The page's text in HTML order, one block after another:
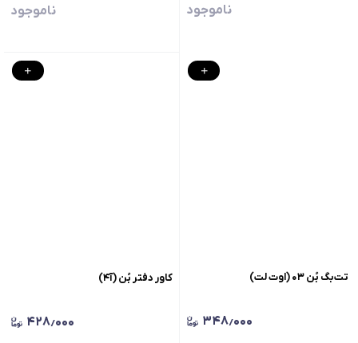
ناموجود ناموجود
تت‌بگ بُن ۰۳ (اوت لت)
۳۴۸٫۰۰۰
کاور دفتر بُن (آ۴)
۴۲۸٫۰۰۰